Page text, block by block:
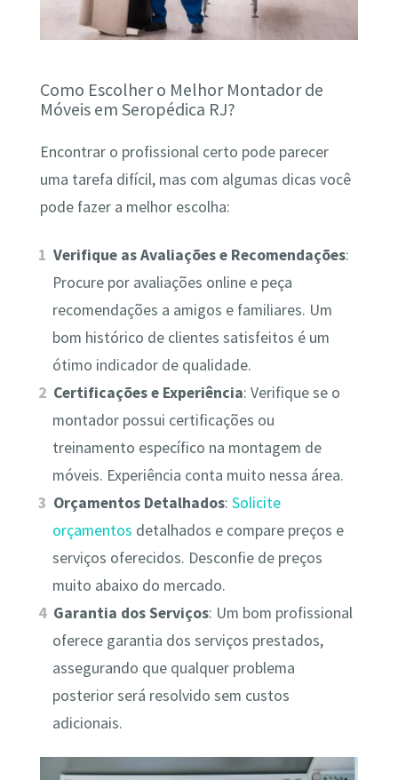
Como Escolher o Melhor Montador de
Móveis em Seropédica RJ?
Encontrar o profissional certo pode parecer
uma tarefa difícil, mas com algumas dicas você
pode fazer a melhor escolha:
Verifique as Avaliações e Recomendações:
Procure por avaliações online e peça
recomendações a amigos e familiares. Um
bom histórico de clientes satisfeitos é um
ótimo indicador de qualidade.
Certificações e Experiência: Verifique se o
montador possui certificações ou
treinamento específico na montagem de
móveis. Experiência conta muito nessa área.
Orçamentos Detalhados:Solicite
orçamentos detalhados e compare preços e
serviços oferecidos. Desconfie de preços
muito abaixo do mercado.
Garantia dos Serviços: Um bom profissional
oferece garantia dos serviços prestados,
assegurando que qualquer problema
posterior será resolvido sem custos
adicionais.